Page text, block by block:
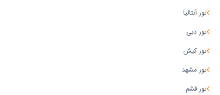
تور آنتالیا
تور دبی
تور کیش
تور مشهد
تور قشم